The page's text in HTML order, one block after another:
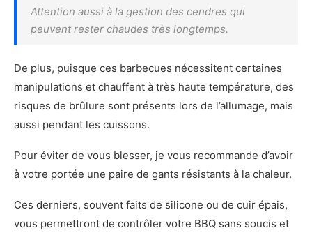
Attention aussi à la gestion des cendres qui
peuvent rester chaudes très longtemps.
De plus, puisque ces barbecues nécessitent certaines
manipulations et chauffent à très haute température, des
risques de brûlure sont présents lors de l’allumage, mais
aussi pendant les cuissons.
Pour éviter de vous blesser, je vous recommande d’avoir
à votre portée une paire de gants résistants à la chaleur.
Ces derniers, souvent faits de silicone ou de cuir épais,
vous permettront de contrôler votre BBQ sans soucis et